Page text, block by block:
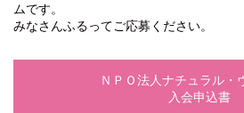
ムです。
みなさんふるってご応募ください。
ＮＰＯ法人ナチュラル・
入会申込書